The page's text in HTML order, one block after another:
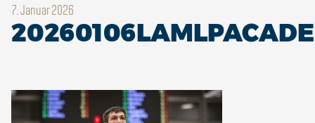
7. Januar 2026